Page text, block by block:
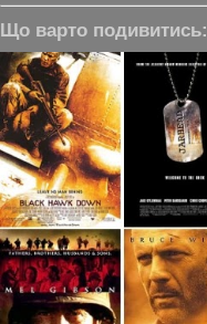
Що варто подивитись: